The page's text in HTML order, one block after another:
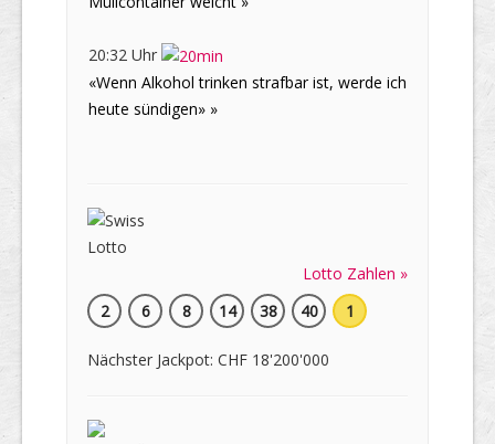
20:32 Uhr
«Wenn Alkohol trinken strafbar ist, werde ich
heute sündigen» »
Lotto Zahlen »
2
6 8 14 38 40 1
Nächster Jackpot: CHF 18'200'000